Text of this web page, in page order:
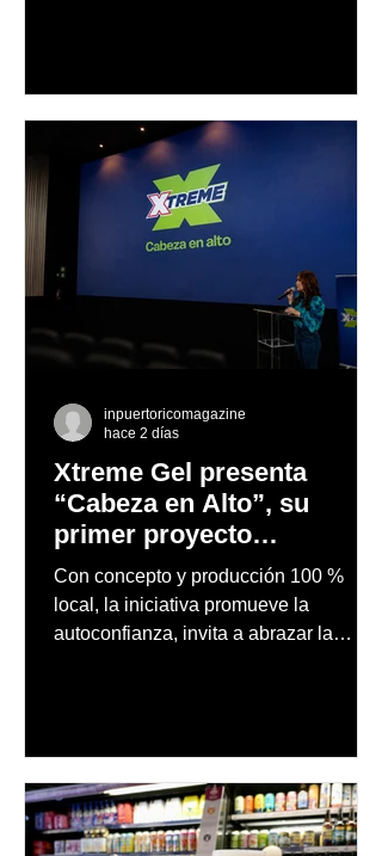
Xtreme Gel presenta
“Cabeza en Alto”, su
primer proyecto
audiovisual concebido y
producido completamente
en Puerto Rico
Con concepto y producción 100 %
local, la iniciativa promueve la
autoconfianza, invita a abrazar la
inpuertoricomagazine
hace 2 días